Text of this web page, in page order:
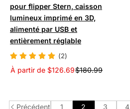
pour flipper Stern, caisson
lumineux imprimé en 3D,
alimenté par USB et
entièrement réglable
(2)
À partir de $126.69$180.99
Précédent 1 2 3 4